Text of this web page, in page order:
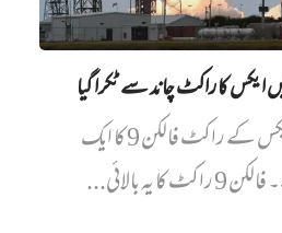
ایکس کا راکٹ چاند سے ٹکرا گیا
امریکی خلائی کمپنی سپیس ایکس کے راکٹ فالکن 9 کا ایک
بالائی...